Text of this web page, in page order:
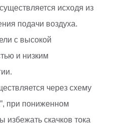
исходя из
подачи воздуха.
с высокой
и низким
через схему
при пониженном
скачков тока